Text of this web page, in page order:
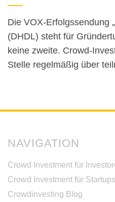
Die VOX-Erfolgssendung
(DHDL) steht für
keine zweite. Crowd-
Stelle regelmäßig über
NAVIGATION
Crowd Investment für
Crowd Investment für Startups
Crowdinvesting Blog